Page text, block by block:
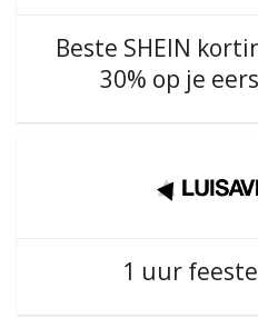
Beste SHEIN
30% op je
1 uur